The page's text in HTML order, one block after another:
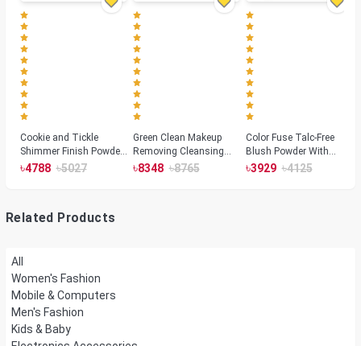
Cookie and Tickle
Shimmer Finish Powder
Highlighters
৳4788 ৳5027
Green Clean Makeup
Removing Cleansing
Balm
৳8348 ৳8765
Color Fuse Talc-Free
Blush Powder With
Fermented Arnica
৳3929 ৳4125
Related Products
All
Women's Fashion
Mobile & Computers
Men's Fashion
Kids & Baby